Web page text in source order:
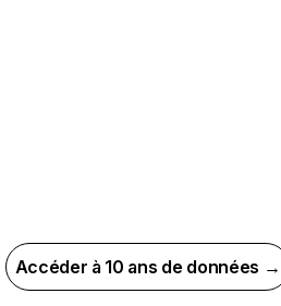
Accéder à 10 ans de données →